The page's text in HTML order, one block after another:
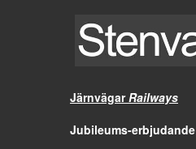
JärnvägarRailways
Jubileums-erbjudande